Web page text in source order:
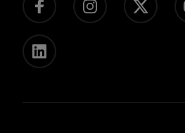
Privatisations et tournages